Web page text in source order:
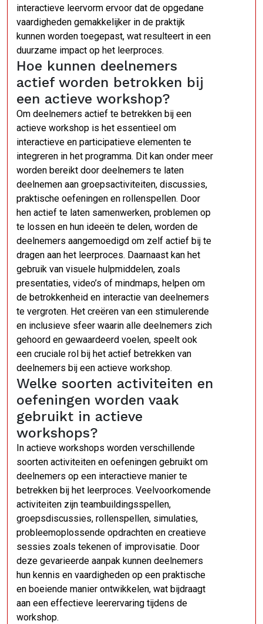
interactieve leervorm ervoor dat de opgedane
vaardigheden gemakkelijker in de praktijk
kunnen worden toegepast, wat resulteert in een
duurzame impact op het leerproces.
Hoe kunnen deelnemers
actief worden betrokken bij
een actieve workshop?
Om deelnemers actief te betrekken bij een
actieve workshop is het essentieel om
interactieve en participatieve elementen te
integreren in het programma. Dit kan onder meer
worden bereikt door deelnemers te laten
deelnemen aan groepsactiviteiten, discussies,
praktische oefeningen en rollenspellen. Door
hen actief te laten samenwerken, problemen op
te lossen en hun ideeën te delen, worden de
deelnemers aangemoedigd om zelf actief bij te
dragen aan het leerproces. Daarnaast kan het
gebruik van visuele hulpmiddelen, zoals
presentaties, video’s of mindmaps, helpen om
de betrokkenheid en interactie van deelnemers
te vergroten. Het creëren van een stimulerende
en inclusieve sfeer waarin alle deelnemers zich
gehoord en gewaardeerd voelen, speelt ook
een cruciale rol bij het actief betrekken van
deelnemers bij een actieve workshop.
Welke soorten activiteiten en
oefeningen worden vaak
gebruikt in actieve
workshops?
In actieve workshops worden verschillende
soorten activiteiten en oefeningen gebruikt om
deelnemers op een interactieve manier te
betrekken bij het leerproces. Veelvoorkomende
activiteiten zijn teambuildingsspellen,
groepsdiscussies, rollenspellen, simulaties,
probleemoplossende opdrachten en creatieve
sessies zoals tekenen of improvisatie. Door
deze gevarieerde aanpak kunnen deelnemers
hun kennis en vaardigheden op een praktische
en boeiende manier ontwikkelen, wat bijdraagt
aan een effectieve leerervaring tijdens de
workshop.